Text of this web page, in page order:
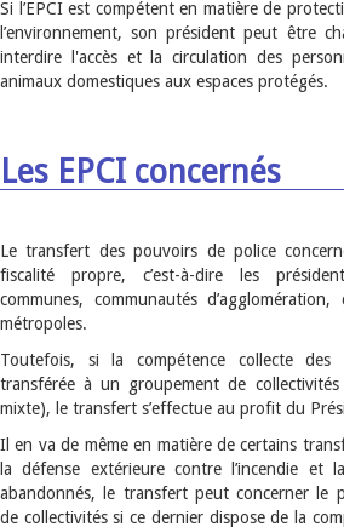
Si l’EPCI est compétent en matière de
l’environnement, son président peut être
interdire l'accès et la circulation des
animaux domestiques aux espaces protégés.
Les EPCI concernés
Le transfert des pouvoirs de police
fiscalité propre, c’est-à-dire les
communes, communautés
métropoles.
Toutefois, si la compétence collecte des
transférée à un groupement de
mixte), le transfert s’effectue au profit du
Il en va de même en matière de certains
la défense extérieure contre l’incendie et
abandonnés, le transfert peut concerner le
de collectivités si ce dernier dispose de la